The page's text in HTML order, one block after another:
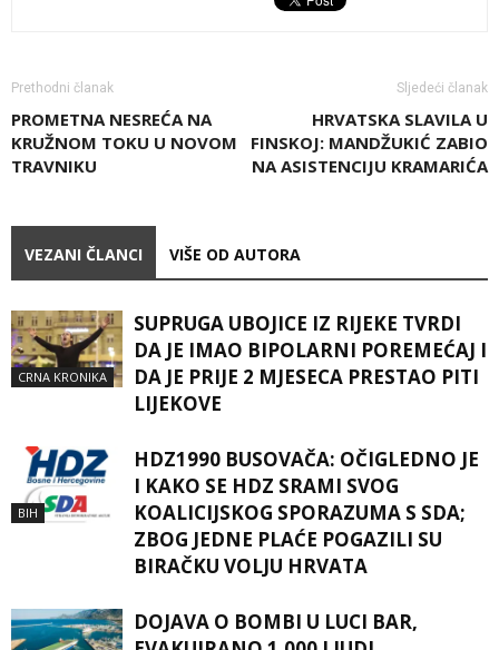
Prethodni članak
PROMETNA NESREĆA NA
KRUŽNOM TOKU U NOVOM
TRAVNIKU
Sljedeći članak
HRVATSKA SLAVILA U
FINSKOJ: MANDŽUKIĆ ZABIO
NA ASISTENCIJU KRAMARIĆA
VEZANI ČLANCI VIŠE OD AUTORA
CRNA KRONIKA
SUPRUGA UBOJICE IZ RIJEKE TVRDI
DA JE IMAO BIPOLARNI POREMEĆAJ I
DA JE PRIJE 2 MJESECA PRESTAO PITI
LIJEKOVE
BIH
HDZ1990 BUSOVAČA: OČIGLEDNO JE
I KAKO SE HDZ SRAMI SVOG
KOALICIJSKOG SPORAZUMA S SDA;
ZBOG JEDNE PLAĆE POGAZILI SU
BIRAČKU VOLJU HRVATA
DOJAVA O BOMBI U LUCI BAR,